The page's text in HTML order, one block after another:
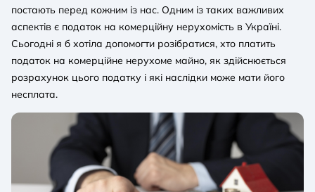
постають перед кожним із нас. Одним із таких важливих
аспектів є податок на комерційну нерухомість в Україні.
Сьогодні я б хотіла допомогти розібратися, хто платить
податок на комерційне нерухоме майно, як здійснюється
розрахунок цього податку і які наслідки може мати його
несплата.